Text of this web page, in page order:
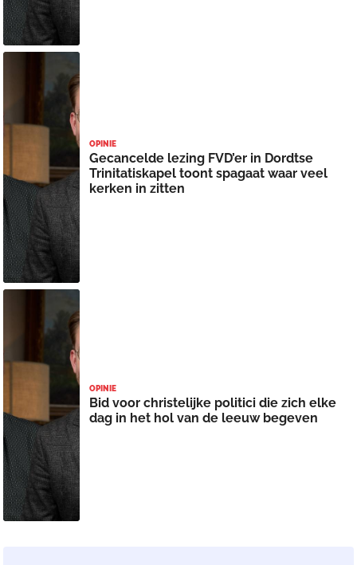
OPINIE
Gecancelde lezing FVD’er in Dordtse
Trinitatiskapel toont spagaat waar veel
kerken in zitten
OPINIE
Bid voor christelijke politici die zich elke
dag in het hol van de leeuw begeven